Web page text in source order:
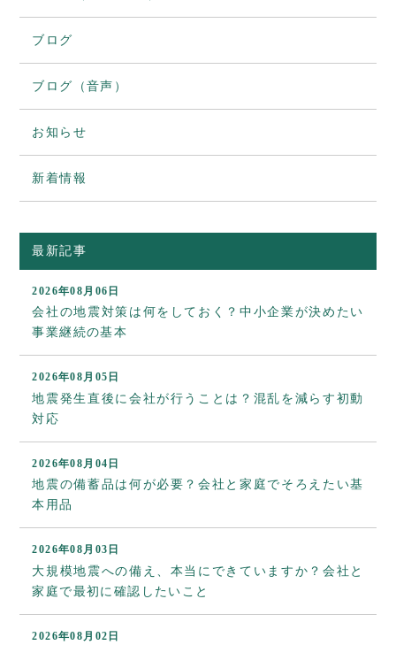
ブログ
ブログ（音声）
お知らせ
新着情報
最新記事
2026年08月06日
会社の地震対策は何をしておく？中小企業が決めたい
事業継続の基本
2026年08月05日
地震発生直後に会社が行うことは？混乱を減らす初動
対応
2026年08月04日
地震の備蓄品は何が必要？会社と家庭でそろえたい基
本用品
2026年08月03日
大規模地震への備え、本当にできていますか？会社と
家庭で最初に確認したいこと
2026年08月02日